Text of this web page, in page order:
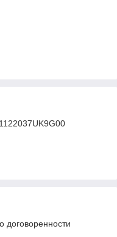
договоренности